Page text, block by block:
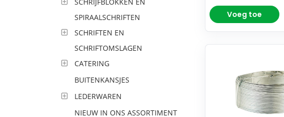
SPIRAALSCHRIFTEN
SCHRIFTEN EN
SCHRIFTOMSLAGEN
CATERING
BUITENKANSJES
LEDERWAREN
NIEUW IN ONS ASSORTIMENT
Voeg toe